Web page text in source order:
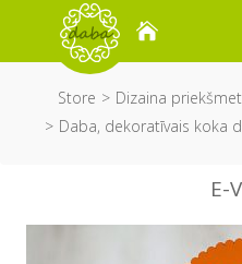
Store Dizaina
Daba, dekoratīvais koka
E-